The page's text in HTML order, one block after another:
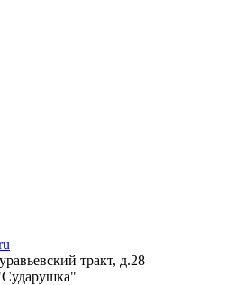
тракт, д.28